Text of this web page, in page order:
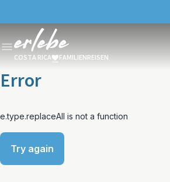
COSTA RICA FAMILIENREISEN
Error
e.type.replaceAll is not a function
Try again